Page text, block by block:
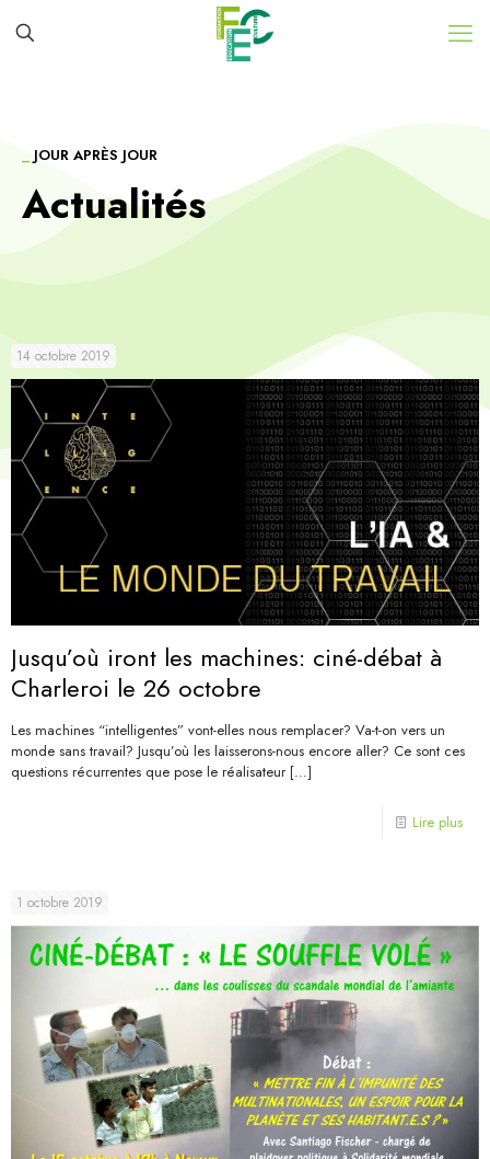
_ JOUR APRÈS JOUR
Actualités
14 octobre 2019
Jusqu’où iront les machines: ciné-débat à
Charleroi le 26 octobre
Les machines “intelligentes” vont-elles nous remplacer? Va-t-on vers un
monde sans travail? Jusqu’où les laisserons-nous encore aller? Ce sont ces
questions récurrentes que pose le réalisateur […]
Lire plus
1 octobre 2019